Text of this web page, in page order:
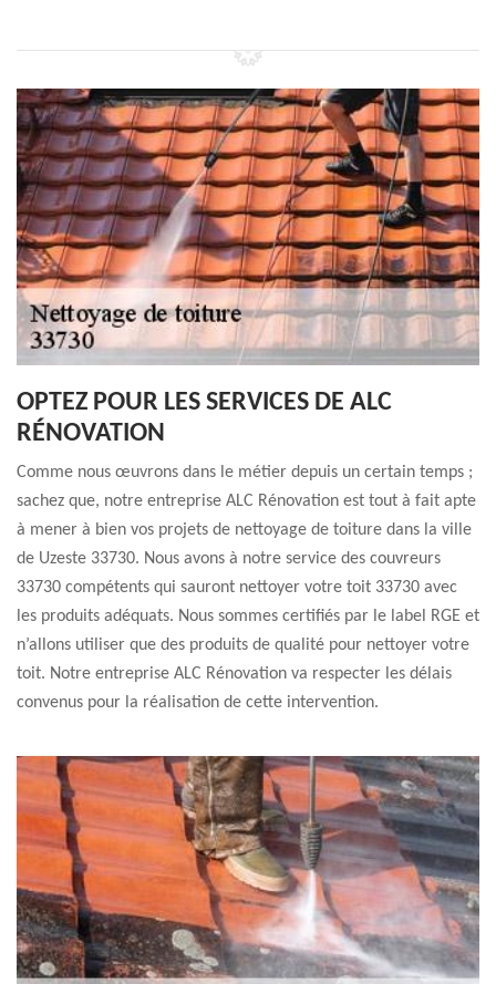
OPTEZ POUR LES SERVICES DE ALC
RÉNOVATION
Comme nous œuvrons dans le métier depuis un certain temps ;
sachez que, notre entreprise ALC Rénovation est tout à fait apte
à mener à bien vos projets de nettoyage de toiture dans la ville
de Uzeste 33730. Nous avons à notre service des couvreurs
33730 compétents qui sauront nettoyer votre toit 33730 avec
les produits adéquats. Nous sommes certifiés par le label RGE et
n’allons utiliser que des produits de qualité pour nettoyer votre
toit. Notre entreprise ALC Rénovation va respecter les délais
convenus pour la réalisation de cette intervention.